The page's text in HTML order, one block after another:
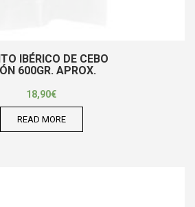
IBÉRICO DE CEBO
600GR. APROX.
18,90€
READ MORE